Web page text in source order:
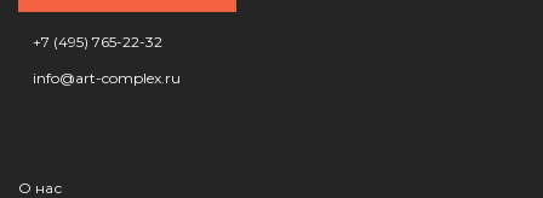
+7 (495) 765-22-32
info@art-complex.ru
О нас